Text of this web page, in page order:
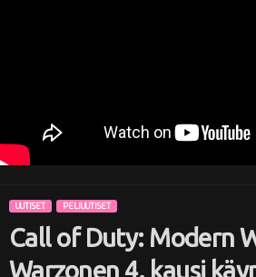
w
UUTISET PELIUUTISET
Call of Duty: Modern
Warzonen 4. kausi